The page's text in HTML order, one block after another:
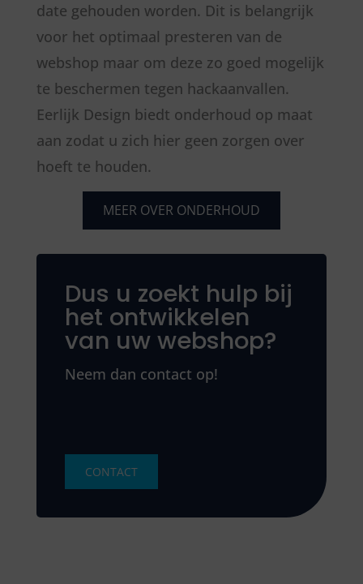
date gehouden worden. Dit is belangrijk
voor het optimaal presteren van de
webshop maar om deze zo goed mogelijk
te beschermen tegen hackaanvallen.
Eerlijk Design biedt onderhoud op maat
aan zodat u zich hier geen zorgen over
hoeft te houden.
MEER OVER ONDERHOUD
Dus u zoekt hulp bij
het ontwikkelen
van uw webshop?
Neem dan contact op!
CONTACT